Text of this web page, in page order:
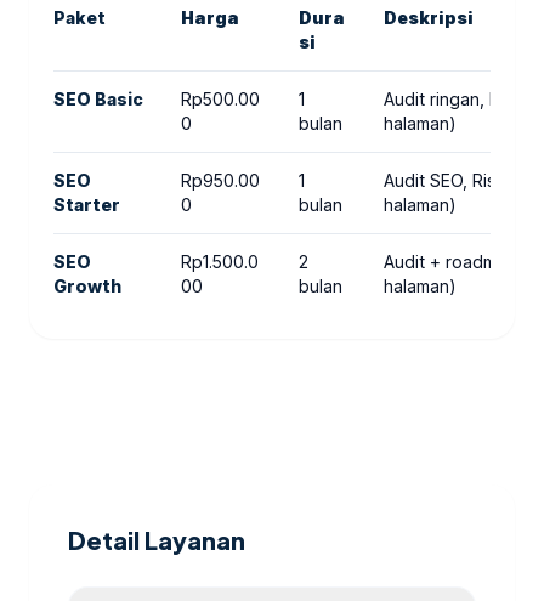
Paket Harga
Dura
si
Deskripsi
SEO Basic
Rp500.00
0
1
bulan
Audit ringan, Riset
halaman)
SEO
Starter
Rp950.00
0
1
bulan
Audit SEO, Riset
halaman)
SEO
Growth
Rp1.500.0
00
2
bulan
Audit + roadmap,
halaman)
Detail Layanan